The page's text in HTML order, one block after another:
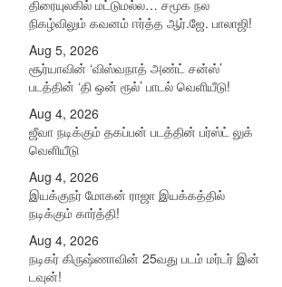
திரையுலகில் மட்டுமல்ல… சமூக நல
நிகழ்விலும் கவனம் ஈர்த்த ஆர்.ஜே. பாலாஜி!
Aug 5, 2026
சூர்யாவின் ‘விஸ்வநாத் அண்ட் சன்ஸ்’
படத்தின் ‘தி ஒன் ரூல்’ பாடல் வெளியீடு!
Aug 4, 2026
ஜீவா நடிக்கும் தகப்பன் படத்தின் பர்ஸ்ட் லுக்
வெளியீடு
Aug 4, 2026
இயக்குநர் மோகன் ராஜா இயக்கத்தில்
நடிக்கும் கார்த்தி!
Aug 4, 2026
நடிகர் கிருஷ்ணாவின் 25வது படம் மர்டர் இன்
டவுன்!